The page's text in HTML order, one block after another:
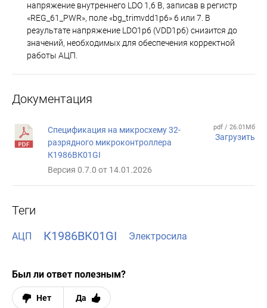
напряжение внутреннего LDO 1,6 В, записав в регистр
«REG_61_PWR», поле «bg_trimvdd1p6» 6 или 7. В
результате напряжение LDO1p6 (VDD1p6) снизится до
значений, необходимых для обеспечения корректной
работы АЦП.
Документация
Спецификация на микросхему 32-
разрядного микроконтроллера
К1986ВК01GI
Версия 0.7.0 от 14.01.2026
pdf / 26.01Мб
Загрузить
Теги
АЦП К1986ВК01GI Электросила
Был ли ответ полезным?
Нет Да